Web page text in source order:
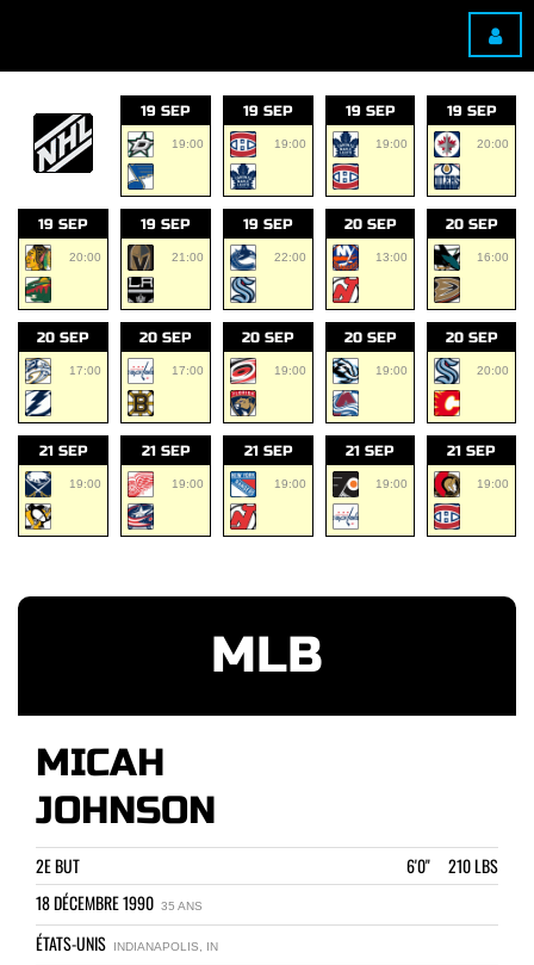
19 SEP
19:00
19 SEP
19:00
19 SEP
19:00
19 SEP
20:00
19 SEP
20:00
19 SEP
21:00
19 SEP
22:00
20 SEP
13:00
20 SEP
16:00
20 SEP
17:00
20 SEP
17:00
20 SEP
19:00
20 SEP
19:00
20 SEP
20:00
21 SEP
19:00
21 SEP
19:00
21 SEP
19:00
21 SEP
19:00
21 SEP
19:00
MLB
MICAH
JOHNSON
2E BUT
6'0" 210 LBS
18 DÉCEMBRE 1990 35 ANS
ÉTATS-UNIS INDIANAPOLIS, IN